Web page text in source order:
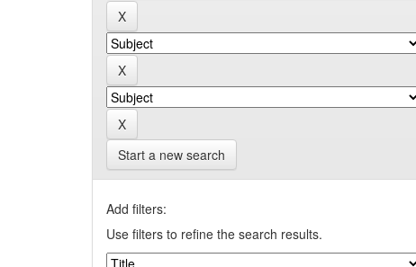
Start a new search
Add filters:
Use filters to refine the search results.